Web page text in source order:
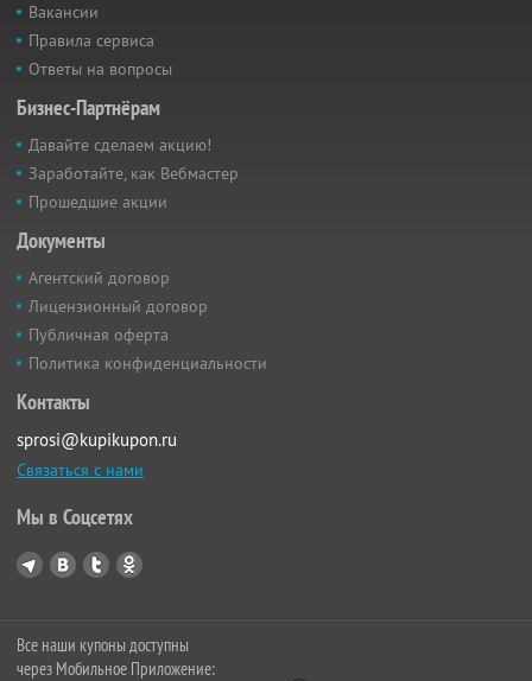
Вакансии
Правила сервиса
Ответы на вопросы
Бизнес-Партнёрам
Давайте сделаем акцию!
Заработайте, как Вебмастер
Прошедшие акции
Документы
Агентский договор
Лицензионный договор
Публичная оферта
Политика конфиденциальности
Контакты
sprosi@kupikupon.ru
Связаться с нами
Мы в Соцсетях
Все наши купоны доступны
через Мобильное Приложение: